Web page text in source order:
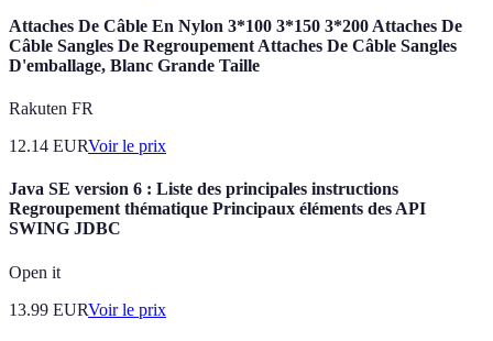
Attaches De Câble En Nylon 3*100 3*150 3*200 Attaches De
Câble Sangles De Regroupement Attaches De Câble Sangles
D'emballage, Blanc Grande Taille
Rakuten FR
12.14 EURVoir le prix
Java SE version 6 : Liste des principales instructions
Regroupement thématique Principaux éléments des API
SWING JDBC
Open it
13.99 EURVoir le prix